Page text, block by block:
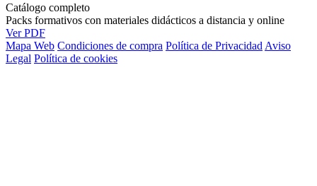
Catálogo completo
Packs formativos con materiales didácticos a distancia y online
Ver PDF
Mapa Web Condiciones de compra Política de Privacidad Aviso
Legal Política de cookies